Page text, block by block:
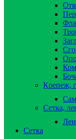
Крепеж,
Сетка,
Сетка